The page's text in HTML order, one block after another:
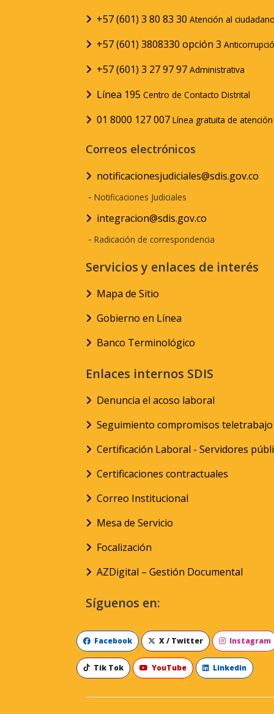
+57 (601) 3 80 83 30 Atención al
+57 (601) 3808330 opción 3
+57 (601) 3 27 97 97 Administrativa
Línea 195 Centro de Contacto Distrital
01 8000 127 007 Línea gratuita de
Correos electrónicos
notificacionesjudiciales@sdis.gov.co
- Notificaciones Judiciales
integracion@sdis.gov.co
- Radicación de correspondencia
Servicios y enlaces de interés
Mapa de Sitio
Gobierno en Línea
Banco Terminológico
Enlaces internos SDIS
Denuncia el acoso laboral
Seguimiento compromisos teletrabajo
Certificación Laboral - Servidores
Certificaciones contractuales
Correo Institucional
Mesa de Servicio
Focalización
AZDigital – Gestión Documental
Síguenos en:
Facebook X / Twitter Instagram
Tik Tok YouTube Linkedin